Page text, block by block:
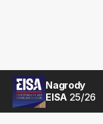
Nagrody
EISA 25/26